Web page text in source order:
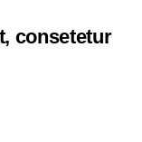
consetetur